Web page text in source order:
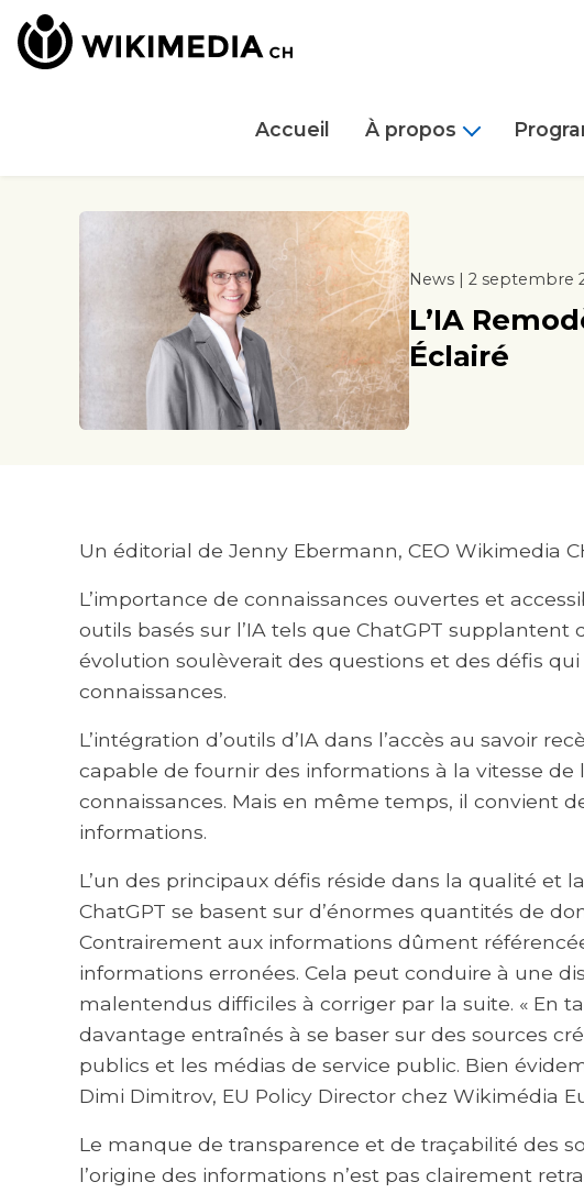
Accueil À propos
News | 2 septembre
L’IA
Éclairé
Un éditorial de Jenny Ebermann, CEO Wikimedia
L’importance de connaissances ouvertes et
outils basés sur l’IA tels que ChatGPT
évolution soulèverait des questions et des défis
connaissances.
L’intégration d’outils d’IA dans l’accès au savoir
capable de fournir des informations à la vitesse de
connaissances. Mais en même temps, il convient
informations.
L’un des principaux défis réside dans la qualité et
ChatGPT se basent sur d’énormes quantités de
Contrairement aux informations dûment
informations erronées. Cela peut conduire à une
malentendus difficiles à corriger par la suite. « En
davantage entraînés à se baser sur des sources
publics et les médias de service public. Bien
Dimi Dimitrov, EU Policy Director chez Wikimédia
Le manque de transparence et de traçabilité des
l’origine des informations n’est pas clairement